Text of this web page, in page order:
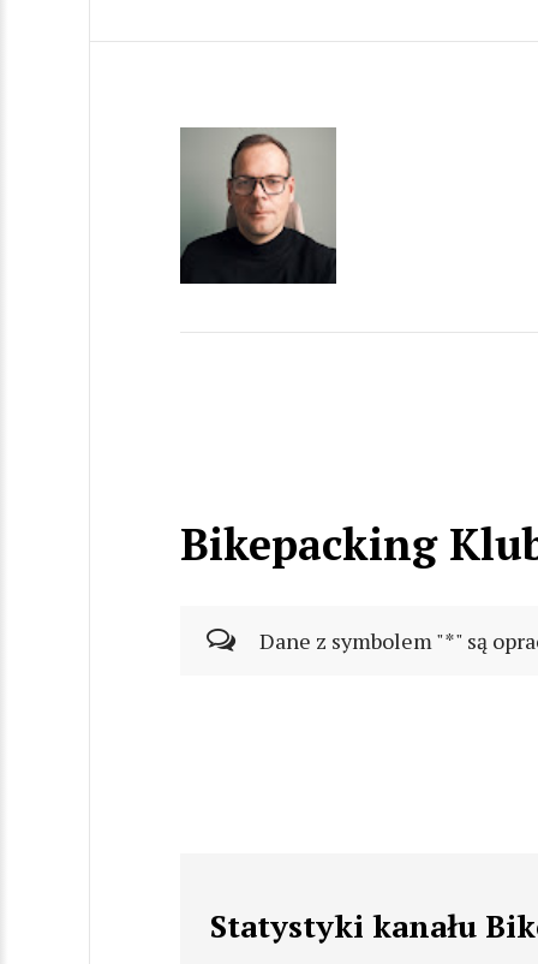
Bikepacking
Dane z symbolem "*" są
Statystyki kanału